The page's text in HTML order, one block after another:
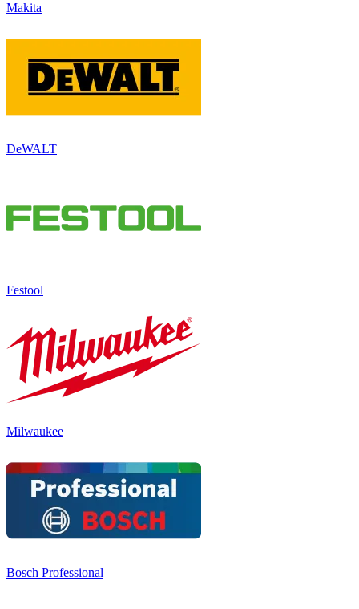
Makita
DeWALT
Festool
Milwaukee
Bosch Professional